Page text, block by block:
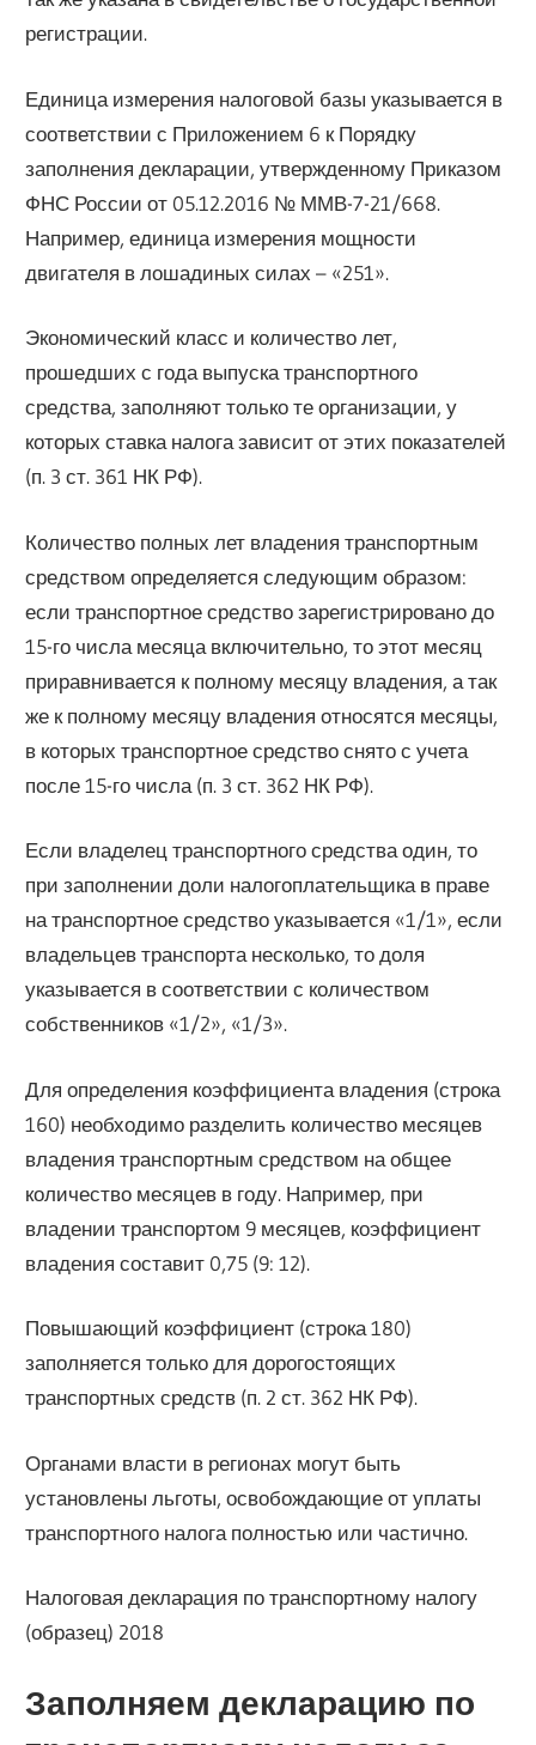
регистрации.
Единица измерения налоговой базы указывается в
соответствии с Приложением 6 к Порядку
заполнения декларации, утвержденному Приказом
ФНС России от 05.12.2016 № ММВ-7-21/668.
Например, единица измерения мощности
двигателя в лошадиных силах – «251».
Экономический класс и количество лет,
прошедших с года выпуска транспортного
средства, заполняют только те организации, у
которых ставка налога зависит от этих показателей
(п. 3 ст. 361 НК РФ).
Количество полных лет владения транспортным
средством определяется следующим образом:
если транспортное средство зарегистрировано до
15-го числа месяца включительно, то этот месяц
приравнивается к полному месяцу владения, а так
же к полному месяцу владения относятся месяцы,
в которых транспортное средство снято с учета
после 15-го числа (п. 3 ст. 362 НК РФ).
Если владелец транспортного средства один, то
при заполнении доли налогоплательщика в праве
на транспортное средство указывается «1/1», если
владельцев транспорта несколько, то доля
указывается в соответствии с количеством
собственников «1/2», «1/3».
Для определения коэффициента владения (строка
160) необходимо разделить количество месяцев
владения транспортным средством на общее
количество месяцев в году. Например, при
владении транспортом 9 месяцев, коэффициент
владения составит 0,75 (9: 12).
Повышающий коэффициент (строка 180)
заполняется только для дорогостоящих
транспортных средств (п. 2 ст. 362 НК РФ).
Органами власти в регионах могут быть
установлены льготы, освобождающие от уплаты
транспортного налога полностью или частично.
Налоговая декларация по транспортному налогу
(образец) 2018
Заполняем декларацию по